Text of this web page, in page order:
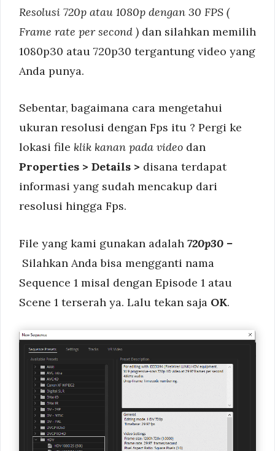
Resolusi 720p atau 1080p dengan 30 FPS (
Frame rate per second ) dan silahkan memilih
1080p30 atau 720p30 tergantung video yang
Anda punya.
Sebentar, bagaimana cara mengetahui
ukuran resolusi dengan Fps itu ? Pergi ke
lokasi file klik kanan pada video dan
Properties > Details > disana terdapat
informasi yang sudah mencakup dari
resolusi hingga Fps.
File yang kami gunakan adalah 720p30 –
Silahkan Anda bisa mengganti nama
Sequence 1 misal dengan Episode 1 atau
Scene 1 terserah ya. Lalu tekan saja OK.